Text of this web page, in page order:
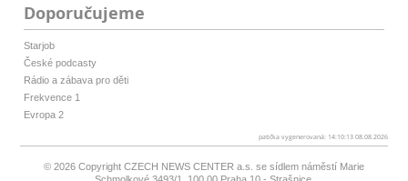
Doporučujeme
Starjob
České podcasty
Rádio a zábava pro děti
Frekvence 1
Evropa 2
patička vygenerovaná: 14:10:13 08.08.2026
© 2026 Copyright CZECH NEWS CENTER a.s. se sídlem náměstí Marie